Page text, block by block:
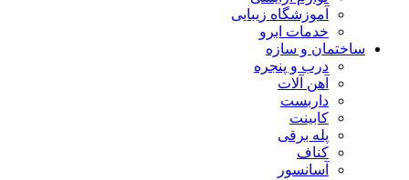
آموزشگاه زیبایی
خدمات ابرو
ساختمان و سازه
درب و پنجره
آهن آلات
داربست
کابینت
پله برقی
کناف
آسانسور